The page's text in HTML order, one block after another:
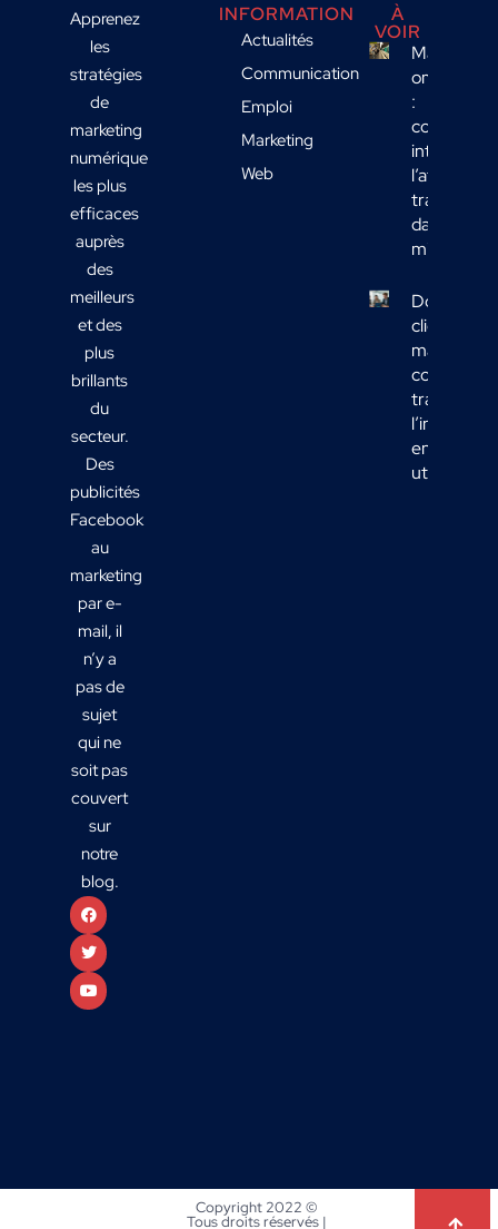
Apprenez
les
stratégies
de
marketing
numérique
les plus
efficaces
auprès
des
meilleurs
et des
plus
brillants
du
secteur.
Des
publicités
Facebook
au
marketing
par e-
mail, il
n’y a
pas de
sujet
qui ne
soit pas
couvert
sur
notre
blog.
INFORMATION
Actualités
Communication
Emploi
Marketing
Web
À
VOIR
Marketing
omnicanal
:
comment
intégrer
l’affichage
transport
dans votre
mix média
Données
clients
marketing :
comment
en actions
utiles ?
Copyright 2022 ©
Tous droits réservés |